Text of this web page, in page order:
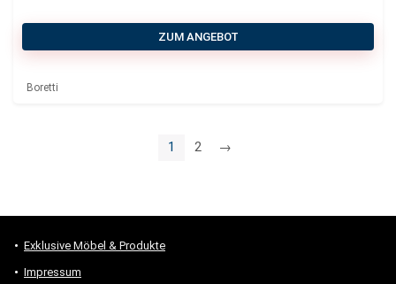
ZUM ANGEBOT
Boretti
1 2 →
Exklusive Möbel & Produkte
Impressum